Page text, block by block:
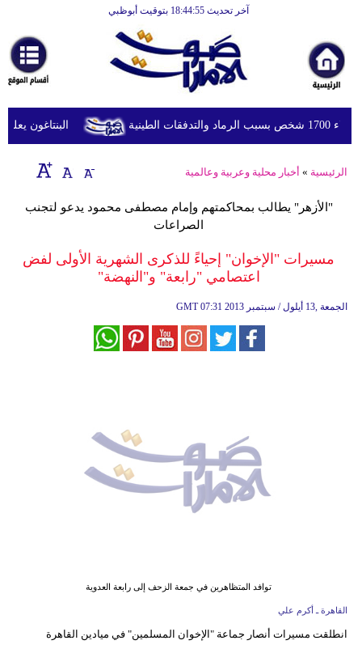
آخر تحديث 18:44:55 بتوقيت أبوظبي
أخبارعاجلة
رياضة
ثقافة
إقتصاد
وموسيقى
أزياء
البنتاغون يعلن
الرئيسية » أخبار محلية وعربية وعالمية
"الأزهر" يطالب بمحاكمتهم وإمام مصطفى محمود يدعو لتجنب
الصراعات
مسيرات "الإخوان" إحياءً للذكرى الشهرية الأولى لفض
اعتصامي "رابعة" و"النهضة"
GMT 07:31 2013 الجمعة ,13 أيلول / سبتمبر
توافد المتظاهرين في جمعة الزحف إلى رابعة العدوية
القاهرة ـ أكرم علي
انطلقت مسيرات أنصار جماعة "الإخوان المسلمين" في ميادين القاهرة